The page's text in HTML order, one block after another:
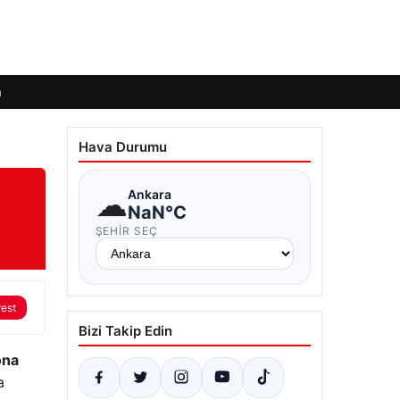
Hava Durumu
☁Ankara
NaN°C
ŞEHIR SEÇ
Bizi Takip Edin